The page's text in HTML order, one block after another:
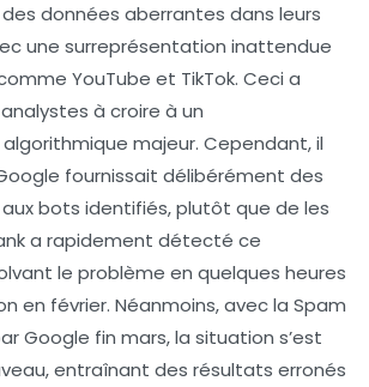
données aberrantes dans leurs
une surreprésentation inattendue
YouTube et TikTok. Ceci a
à croire à un
algorithmique majeur. Cependant, il
fournissait délibérément des
bots identifiés, plutôt que de les
a rapidement détecté ce
le problème en quelques heures
en février. Néanmoins, avec la Spam
Google fin mars, la situation s’est
entraînant des résultats erronés